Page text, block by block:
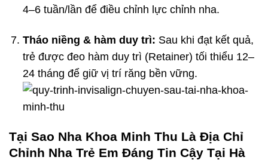
4–6 tuần/lần để điều chỉnh lực chỉnh nha.
Tháo niềng & hàm duy trì: Sau khi đạt kết quả,
trẻ được đeo hàm duy trì (Retainer) tối thiểu 12–
24 tháng để giữ vị trí răng bền vững.
Tại Sao Nha Khoa Minh Thu Là Địa Chỉ
Chỉnh Nha Trẻ Em Đáng Tin Cậy Tại Hà